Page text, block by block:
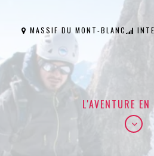
MASSIF DU MONT-BLANC
L'AVENTURE